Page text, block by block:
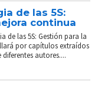
de las 5S:
continua
de las 5S: Gestión para la
por capítulos extraídos
autores....